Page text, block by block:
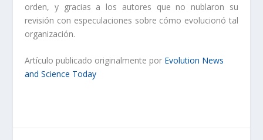
orden, y gracias a los autores que no nublaron su
revisión con especulaciones sobre cómo evolucionó tal
organización.
Artículo publicado originalmente por Evolution News
and Science Today